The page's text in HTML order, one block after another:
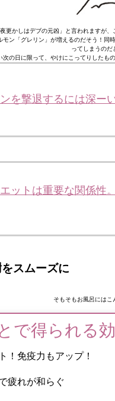
更かしはデブの元凶」と言われますが、
ン「グレリン」が増えるのだそう！
ってしまうのだ
次の日に限って、やけにこってりしたも
を撃退するには深ー
ットは重要な関係性
スムーズに
そもそもお風呂にはこ
で得られる
！免疫力もアップ！
疲れが和らぐ